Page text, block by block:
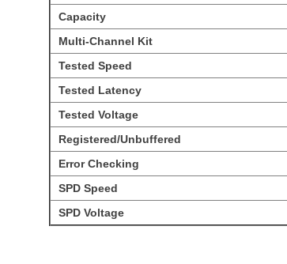
Capacity
Multi-Channel Kit
Tested Speed
Tested Latency
Tested Voltage
Registered/Unbuffered
Error Checking
SPD Speed
SPD Voltage